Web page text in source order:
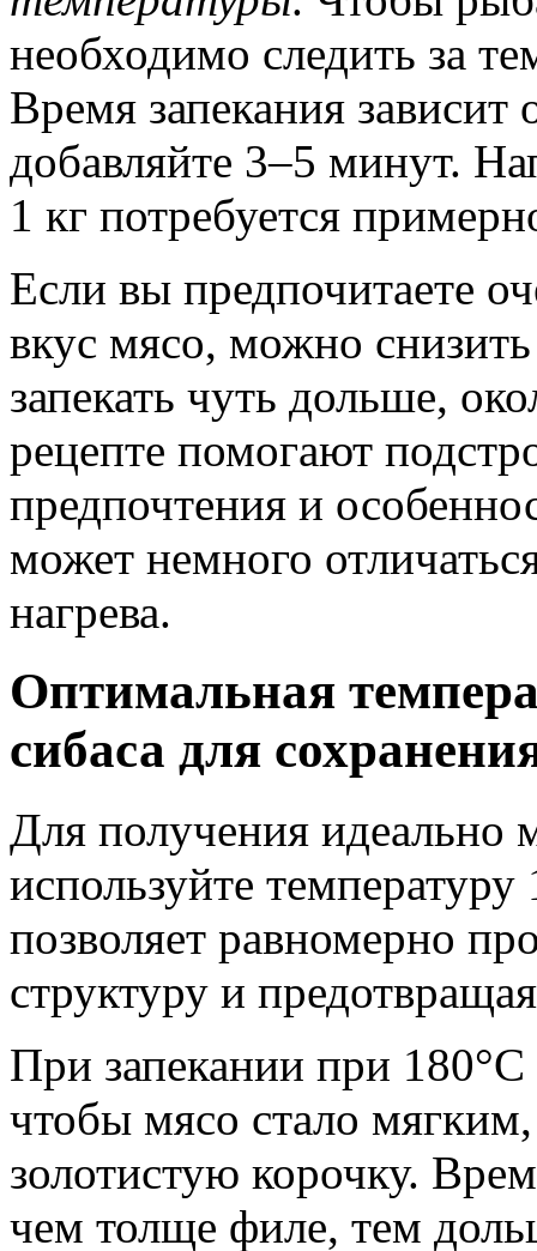
необходимо следить за
Время запекания зависит
добавляйте 3–5 минут.
1 кг потребуется
Если вы предпочитаете
вкус мясо, можно
запекать чуть дольше,
рецепте помогают
предпочтения и
может немного
нагрева.
Оптимальная
сибаса для
Для получения идеально
используйте
позволяет равномерно
структуру и
При запекании при
чтобы мясо стало
золотистую корочку.
чем толще филе, тем